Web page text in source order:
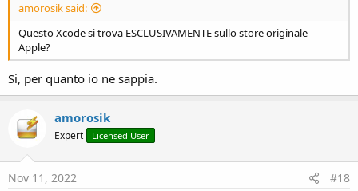
amorosik said:
Questo Xcode si trova ESCLUSIVAMENTE sullo store originale
Apple?
Si, per quanto io ne sappia.
amorosik
Expert Licensed User
Nov 11, 2022 #18